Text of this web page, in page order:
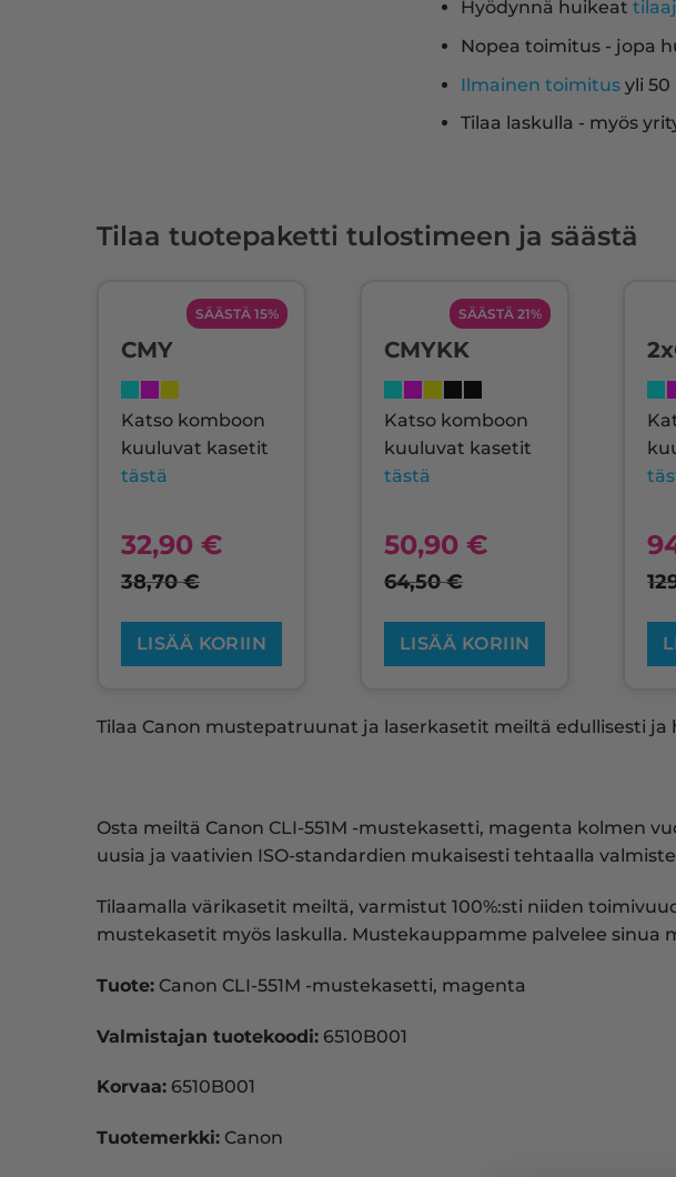
Hyödynnä huikeat
Nopea toimitus - jopa
Ilmainen toimitus yli
Tilaa laskulla - myös
Tilaa tuotepaketti tulostimeen ja säästä
SÄÄSTÄ 15%
CMY
Katso komboon
kuuluvat kasetit
tästä
32,90 €
38,70€
LISÄÄ KORIIN
SÄÄSTÄ 21%
CMYKK
Katso komboon
kuuluvat kasetit
tästä
50,90€
64,50€
LISÄÄ KORIIN
Tilaa Canon mustepatruunat ja laserkasetit meiltä edullisesti ja
Osta meiltä Canon CLI-551M -mustekasetti, magenta kolmen
uusia ja vaativien ISO-standardien mukaisesti tehtaalla
Tilaamalla värikasetit meiltä, varmistut 100%:sti niiden
mustekasetit myös laskulla. Mustekauppamme palvelee sinua
Tuote: Canon CLI-551M -mustekasetti, magenta
Valmistajan tuotekoodi: 6510B001
Korvaa: 6510B001
Tuotemerkki: Canon